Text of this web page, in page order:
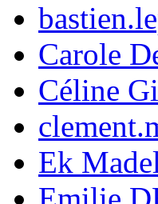
Carole
Céline
Ek